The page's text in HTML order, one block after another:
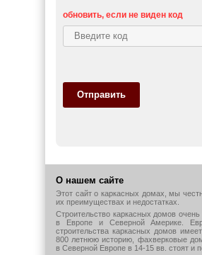
обновить, если не виден код
Отправить
О нашем сайте
Этот сайт о каркасных домах, мы
их преимуществах и недостатках.
Строительство каркасных домов очень
в Европе и Северной Америке.
строительства каркасных домов
800 летнюю историю, фахверковые
в Северной Европе в 14-15 вв. стоят и